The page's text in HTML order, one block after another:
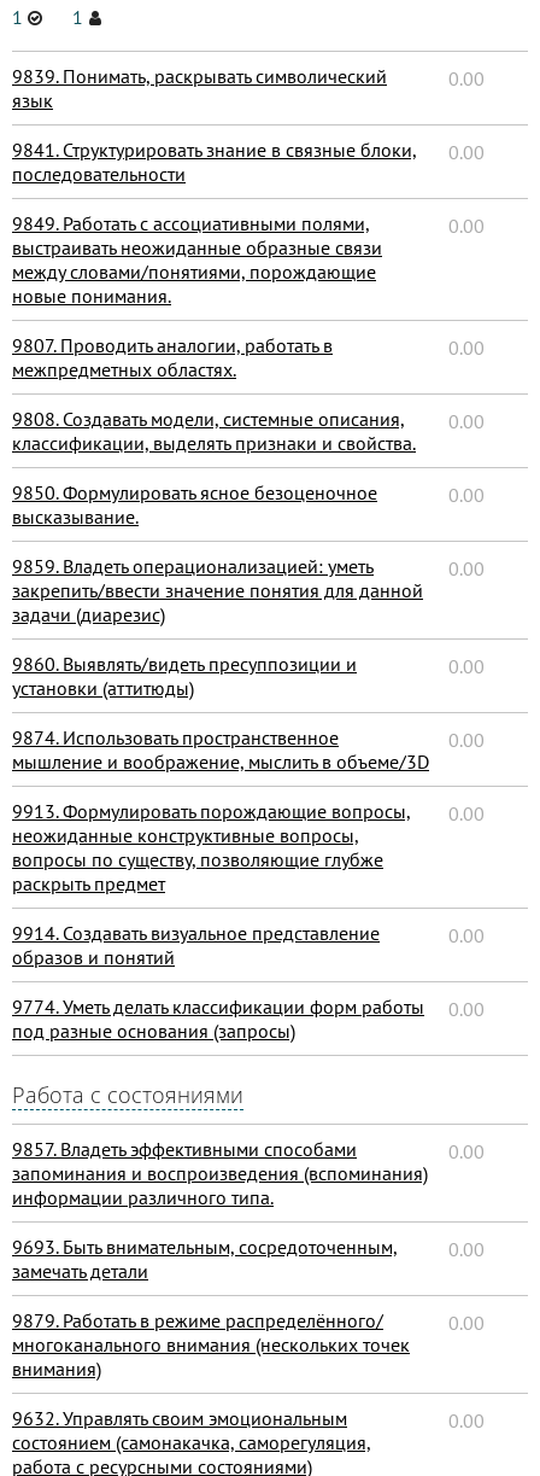
1
1
9839. Понимать, раскрывать символический
язык
0.00
9841. Структурировать знание в связные блоки,
последовательности
0.00
9849. Работать с ассоциативными полями,
выстраивать неожиданные образные связи
между словами/понятиями, порождающие
новые понимания.
0.00
9807. Проводить аналогии, работать в
межпредметных областях.
0.00
9808. Создавать модели, системные описания,
классификации, выделять признаки и свойства.
0.00
9850. Формулировать ясное безоценочное
высказывание.
0.00
9859. Владеть операционализацией: уметь
закрепить/ввести значение понятия для данной
задачи (диарезис)
0.00
9860. Выявлять/видеть пресуппозиции и
установки (аттитюды)
0.00
9874. Использовать пространственное
мышление и воображение, мыслить в объеме/3D
0.00
9913. Формулировать порождающие вопросы,
неожиданные конструктивные вопросы,
вопросы по существу, позволяющие глубже
раскрыть предмет
0.00
9914. Создавать визуальное представление
образов и понятий
0.00
9774. Уметь делать классификации форм работы
под разные основания (запросы)
0.00
Работа с состояниями
9857. Владеть эффективными способами
запоминания и воспроизведения (вспоминания)
информации различного типа.
0.00
9693. Быть внимательным, сосредоточенным,
замечать детали
0.00
9879. Работать в режиме распределённого/
многоканального внимания (нескольких точек
внимания)
0.00
9632. Управлять своим эмоциональным
состоянием (самонакачка, саморегуляция,
работа с ресурсными состояниями)
0.00